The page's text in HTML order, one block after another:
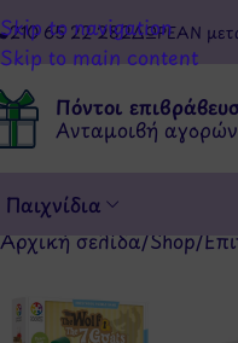
Skip to navigation
Skip to main content
210 65 22 282ΔΩΡΕΑΝ
Πόντοι
Ανταμοιβή αγορών
Παιχνίδια
Αρχική σελίδα/Shop/